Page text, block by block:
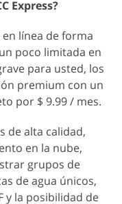
Express?
línea de forma
poco limitada en
para usted, los
premium con un
por $ 9.99 / mes.
de alta calidad,
en la nube,
grupos de
de agua únicos,
y la posibilidad de